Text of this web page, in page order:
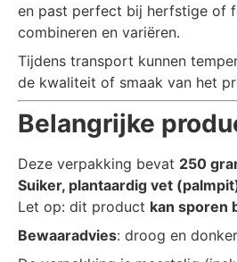
en past perfect bij herfstige of
combineren en variëren.
Tijdens transport kunnen
de kwaliteit of smaak van het
Belangrijke
Deze verpakking bevat 250
Suiker, plantaardig vet
Let op: dit product kan sporen
Bewaaradvies: droog en